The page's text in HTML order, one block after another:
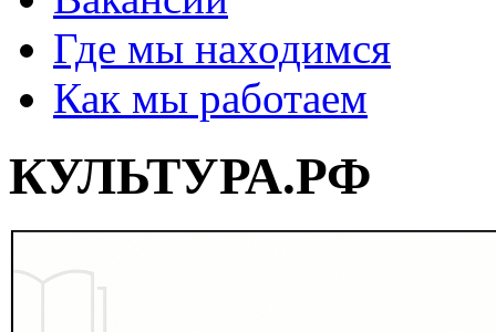
Где мы находимся
Как мы работаем
КУЛЬТУРА.РФ